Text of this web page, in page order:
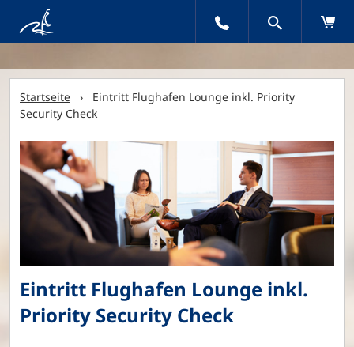
Startseite › Eintritt Flughafen Lounge inkl. Priority
Security Check
Eintritt Flughafen Lounge inkl.
Priority Security Check